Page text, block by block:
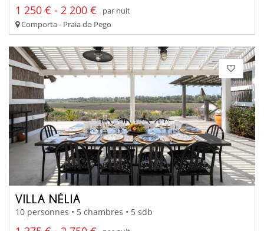
1 250 € - 2 200 €
par nuit
Comporta - Praia do Pego
VILLA NÉLIA
10 personnes • 5 chambres • 5 sdb